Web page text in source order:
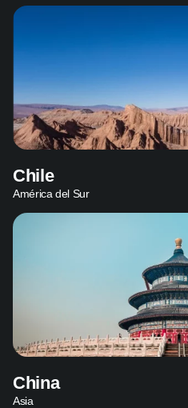
Chile
América del Sur
China
Asia